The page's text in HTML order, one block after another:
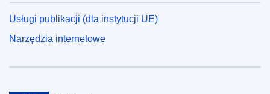
Usługi publikacji (dla instytucji UE)
Narzędzia internetowe
Unia Europejska